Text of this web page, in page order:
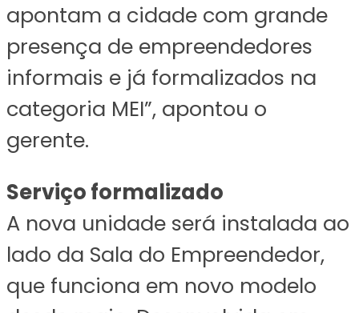
apontam a cidade com grande
presença de empreendedores
informais e já formalizados na
categoria MEI”, apontou o
gerente.
Serviço formalizado
A nova unidade será instalada ao
lado da Sala do Empreendedor,
que funciona em novo modelo